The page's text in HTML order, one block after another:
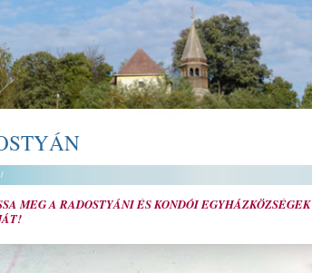
/
MEG A RADOSTYÁNI ÉS KONDÓI EGYHÁZKÖZSÉGEK